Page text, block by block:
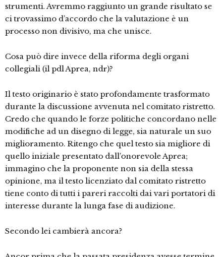
strumenti. Avremmo raggiunto un grande risultato se
ci trovassimo d’accordo che la valutazione è un
processo non divisivo, ma che unisce.
Cosa può dire invece della riforma degli organi
collegiali (il pdl Aprea, ndr)?
Il testo originario è stato profondamente trasformato
durante la discussione avvenuta nel comitato ristretto.
Credo che quando le forze politiche concordano nelle
modifiche ad un disegno di legge, sia naturale un suo
miglioramento. Ritengo che quel testo sia migliore di
quello iniziale presentato dall’onorevole Aprea;
immagino che la proponente non sia della stessa
opinione, ma il testo licenziato dal comitato ristretto
tiene conto di tutti i pareri raccolti dai vari portatori di
interesse durante la lunga fase di audizione.
Secondo lei cambierà ancora?